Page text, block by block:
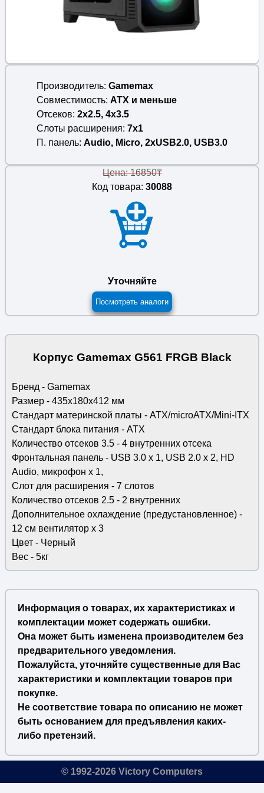
Производитель Gamemax
Совместимость ATX и меньше
Отсеков 2x2.5, 4x3.5
Слоты расширения 7x1
П. панель Audio, Micro, 2xUSB2.0, USB3.0
Цена: 16850₸
Код товара: 30088
Уточняйте
Посмотреть аналоги
Корпус Gamemax G561 FRGB Black
Бренд - Gamemax
Размер - 435x180x412 мм
Стандарт материнской платы - ATX/microATX/Mini-ITX
Стандарт блока питания - ATX
Количество отсеков 3.5 - 4 внутренних отсека
Фронтальная панель - USB 3.0 x 1, USB 2.0 x 2, HD
Audio, микрофон x 1,
Слот для расширения - 7 слотов
Количество отсеков 2.5 - 2 внутренних
Дополнительное охлаждение (предустановленное) -
12 см вентилятор х 3
Цвет - Черный
Вес - 5кг
Информация о товарах, их характеристиках и
комплектации может содержать ошибки.
Она может быть изменена производителем без
предварительного уведомления.
Пожалуйста, уточняйте существенные для Вас
характеристики и комплектации товаров при
покупке.
Не соответствие товара по описанию не может
быть основанием для предъявления каких-
либо претензий.
© 1992-2026 Victory Computers